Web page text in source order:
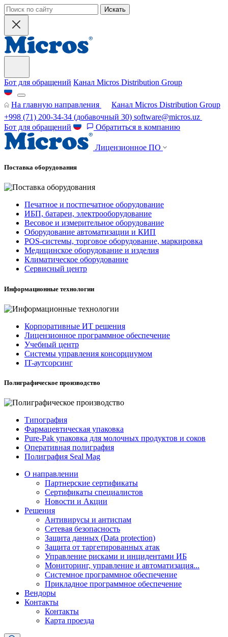
Искать
Бот для обращений Канал Micros Distribution Group
На главную направления
Канал Micros Distribution Group
+998 (71) 200-34-34 (добавочный 30) software@micros.uz
Бот для обращений
Обратиться в компанию
Лицензионное ПО
Поставка оборудования
Печатное и постпечатное оборудование
ИБП, батареи, электрооборудование
Весовое и измерительное оборудование
Оборудование автоматизации и КИП
POS-системы, торговое оборудование, маркировка
Медицинское оборудование и изделия
Климатическое оборудование
Сервисный центр
Информационные технологии
Корпоративные ИТ решения
Лицензионное программное обеспечение
Учебный центр
Системы управления консорциумом
IT-аутсорсинг
Полиграфическое производство
Типография
Фармацевтическая упаковка
Pure-Pak упаковка для молочных продуктов и соков
Оперативная полиграфия
Полиграфия Seal Mag
О направлении
Партнерские сертификаты
Сертификаты специалистов
Новости и Акции
Решения
Антивирусы и антиспам
Сетевая безопасность
Защита данных (Data protection)
Защита от таргетированных атак
Управление рисками и инцидентами ИБ
Мониторинг, управление и автоматизация...
Системное программное обеспечение
Прикладное программное обеспечение
Вендоры
Контакты
Контакты
Карта проезда